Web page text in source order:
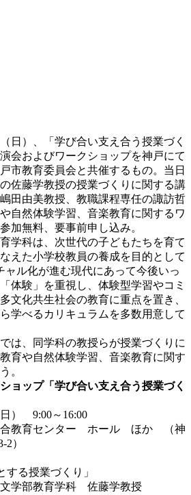
日）、「学び合い支え合う授業づく
会およびワークショップを神戸にて
市教育委員会と共催するもの。当日
佐藤学教授の授業づくりに関する講
田由美教授、教職課程専任の諏訪哲
自然体験学習、音楽教育に関するワ
加無料、要事前申し込み。
学科は、次世代の子どもたちを育て
えた小学校教員の養成を目的として
ャル化が進む現代にあって今後いっ
体験」を重視し、体験型学習やコミ
文化共生社会の教育に重点を置き、
学べるカリキュラムを多数用意して
は、同学科の教授らが授業づくりに
育や自然体験学習、音楽教育に関す
。
ョップ「学び合い支え合う授業づく
） 9:00～16:00
教育センター ホール ほか （神
）
る授業づくり」
学部教育学科 佐藤学教授